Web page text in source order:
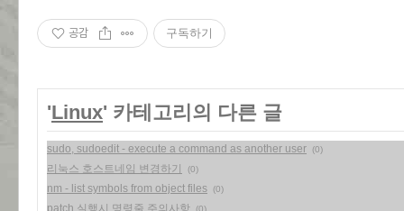
공감 구독하기
'Linux' 카테고리의 다른 글
sudo, sudoedit - execute a command as another user (0)
리눅스 호스트네임 변경하기 (0)
nm - list symbols from object files (0)
patch 실행시 명령줄 주의사항 (0)